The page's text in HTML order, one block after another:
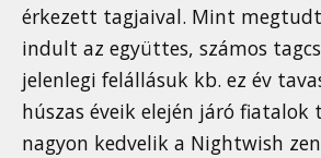
érkezett tagjaival. Mint
indult az együttes, számos
jelenlegi felállásuk kb. ez év
húszas éveik elején járó fiatalok
nagyon kedvelik a Nightwish